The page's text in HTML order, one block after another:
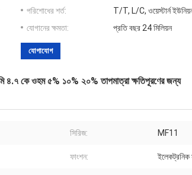
পরিশোধের শর্ত:
T/T, L/C, ওয়েস্টার্ন
যোগানের ক্ষমতা:
প্রতি বছর 24 মিলিয়ন
যোগাযোগ
৪.৭ কে ওহম ৫% ১০% ২০% তাপমাত্রা ক্ষতিপূরণের জন্য
সিরিজ: MF11
ফাংশন: ইলেকট্রনিক